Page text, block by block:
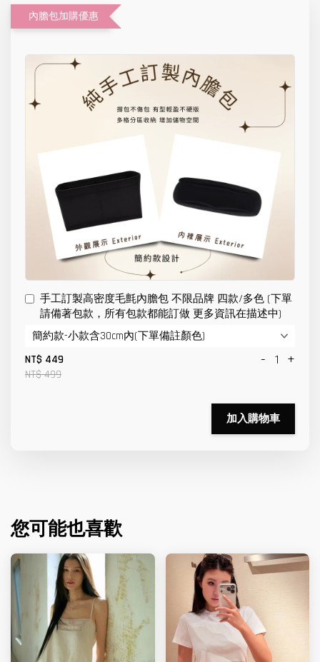
內膽包加購優惠
手工訂製高密度毛氈內膽包 不限品牌 四款/多色 (下單
請備著包款，所有包款都能訂做 更多資訊在描述中)
NT$ 449
NT$ 499
- +
加入購物車
您可能也喜歡